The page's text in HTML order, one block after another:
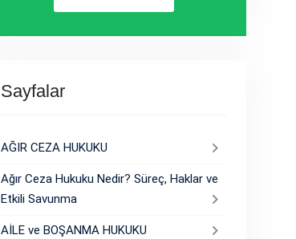
Sayfalar
AĞIR CEZA HUKUKU
Ağır Ceza Hukuku Nedir? Süreç, Haklar ve
Etkili Savunma
AİLE ve BOŞANMA HUKUKU